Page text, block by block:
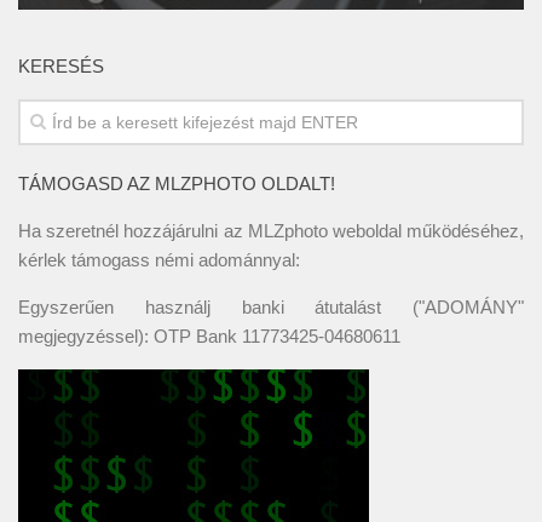
KERESÉS
TÁMOGASD AZ MLZPHOTO OLDALT!
Ha szeretnél hozzájárulni az MLZphoto weboldal működéséhez,
kérlek támogass némi adománnyal:
Egyszerűen használj banki átutalást ("ADOMÁNY"
megjegyzéssel): OTP Bank 11773425-04680611